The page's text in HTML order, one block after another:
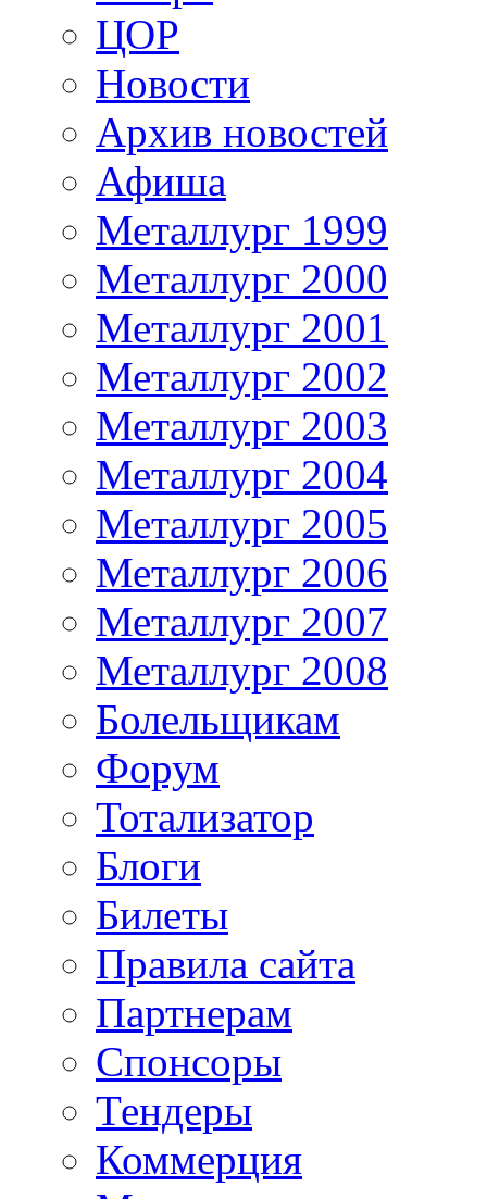
ЦОР
Новости
Архив новостей
Афиша
Металлург 1999
Металлург 2000
Металлург 2001
Металлург 2002
Металлург 2003
Металлург 2004
Металлург 2005
Металлург 2006
Металлург 2007
Металлург 2008
Болельщикам
Форум
Тотализатор
Блоги
Билеты
Правила сайта
Партнерам
Спонсоры
Тендеры
Коммерция